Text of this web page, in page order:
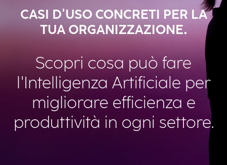
CASI D'USO CONCRETI PER LA
TUA ORGANIZZAZIONE.
Scopri cosa può fare
l'Intelligenza Artificiale per
migliorare efficienza e
produttività in ogni settore.